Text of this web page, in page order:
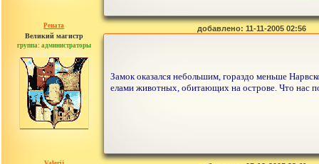
Рената
Великий магистр
группа: администраторы
сообщений: 30442
добавлено: 11-11-2005 02:56
Замок оказался небольшим, гораздо меньше
елами животных, обитающих на острове. Что нас